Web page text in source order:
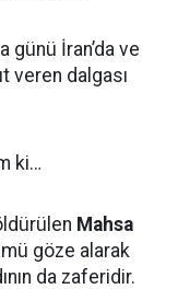
günü İran’da ve
veren dalgası
ki…
Mahsa
göze alarak
da zaferidir.